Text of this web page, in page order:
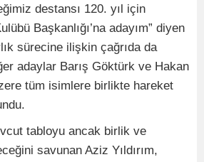
destansı 120. yıl için
Başkanlığı’na adayım” diyen
sürecine ilişkin çağrıda da
adaylar Barış Göktürk ve Hakan
tüm isimlere birlikte hareket
tabloyu ancak birlik ve
savunan Aziz Yıldırım,